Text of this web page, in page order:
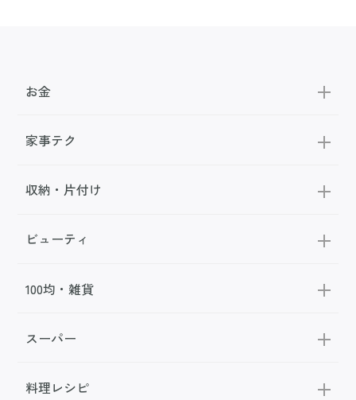
お金
家事テク
収納・片付け
ビューティ
100均・雑貨
スーパー
料理レシピ